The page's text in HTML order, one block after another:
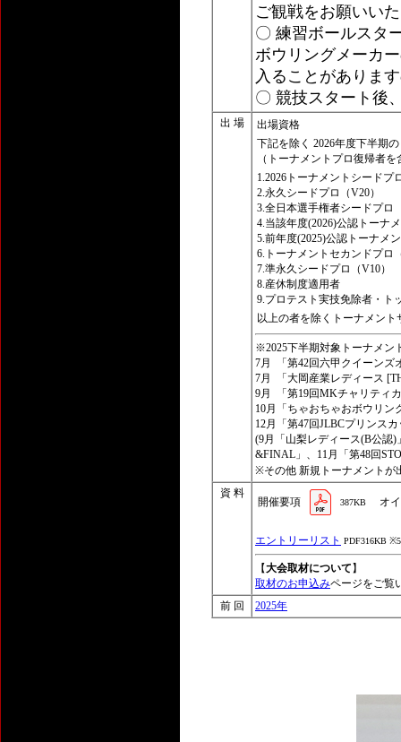
ご観戦をお願いい
〇 練習ボールスタ
ボウリングメーカ
入ることがありま
〇 競技スタート後
出 場
出場資格
下記を除く 2026年度下半期
（トーナメントプロ復帰者を
1.2026トーナメントシードプ
2.永久シードプロ（V20）
3.全日本選手権者シードプロ
4.当該年度(2026)公認トーナ
5.前年度(2025)公認トーナメ
6. トーナメントセカンドプロ
7.準永久シードプロ（V10）
8.産休制度適用者
9.プロテスト実技免除者・ト
以上の者を除くトーナメント
※2025下半期対象トーナメン
7月
「第42回六甲クイーン
7月
「大岡産業レディース
9月
「第19回MKチャリティ
10月
「ちゃおちゃおボウリ
12月
「第47回JLBCプリンス
(9月「山梨レディース(B公認
&FINAL」、11月「第48回
※その他 新規トーナメントが
資 料
開催要項 387KB オ
エントリーリスト PDF316KB
【大会取材について 】
取材のお申込みページをご覧
前 回
2025年